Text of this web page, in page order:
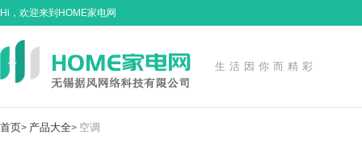
Hi，欢迎来到HOME家电网
生活因你而精彩
首页> 产品大全> 空调